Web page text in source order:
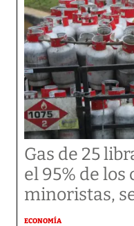
Gas de 25
el 95% de
minoristas,
ECONOMÍA